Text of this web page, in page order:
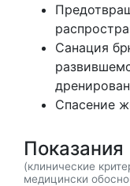
Санация
Спасение
Показания
(клинические
медицински